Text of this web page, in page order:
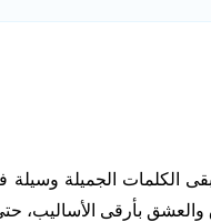
الكلمات الجميلة وسيلة
بأرقى الأساليب،